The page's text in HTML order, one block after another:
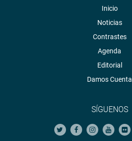
Inicio
Noticias
Contrastes
Agenda
Editorial
Damos Cuenta
SÍGUENOS